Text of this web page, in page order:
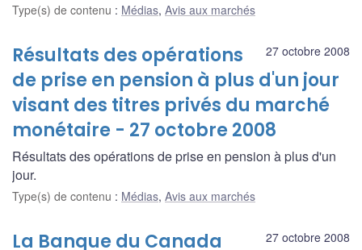
Type(s) de contenu : Médias, Avis aux marchés
27 octobre 2008
Résultats des opérations
de prise en pension à plus d'un jour
visant des titres privés du marché
monétaire - 27 octobre 2008
Résultats des opérations de prise en pension à plus d'un
jour.
Type(s) de contenu : Médias, Avis aux marchés
27 octobre 2008
La Banque du Canada